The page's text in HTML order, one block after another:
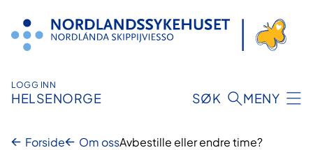
innhold
LOGG INN
HELSENORGE SØK MENY
Forside Om ossAvbestille eller endre time?